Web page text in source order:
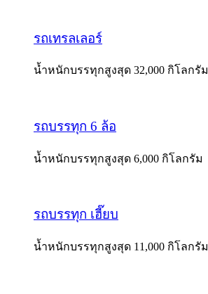
รถเทรลเลอร์
น้ำหนักบรรทุกสูงสุด 32,000 กิโลกรัม
รถบรรทุก 6 ล้อ
น้ำหนักบรรทุกสูงสุด 6,000 กิโลกรัม
รถบรรทุก เฮี๊ยบ
น้ำหนักบรรทุกสูงสุด 11,000 กิโลกรัม